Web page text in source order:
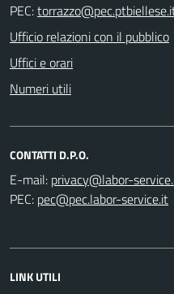
PEC:
Ufficio relazioni con il pubblico
Uffici e orari
Numeri utili
CONTATTI D.P.O.
E-mail:
PEC:
LINK UTILI